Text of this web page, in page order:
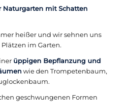
Naturgarten mit Schatten
heißer und wir sehnen uns
im Garten.
üppigen Bepflanzung und
wie den Trompetenbaum,
geschwungenen Formen